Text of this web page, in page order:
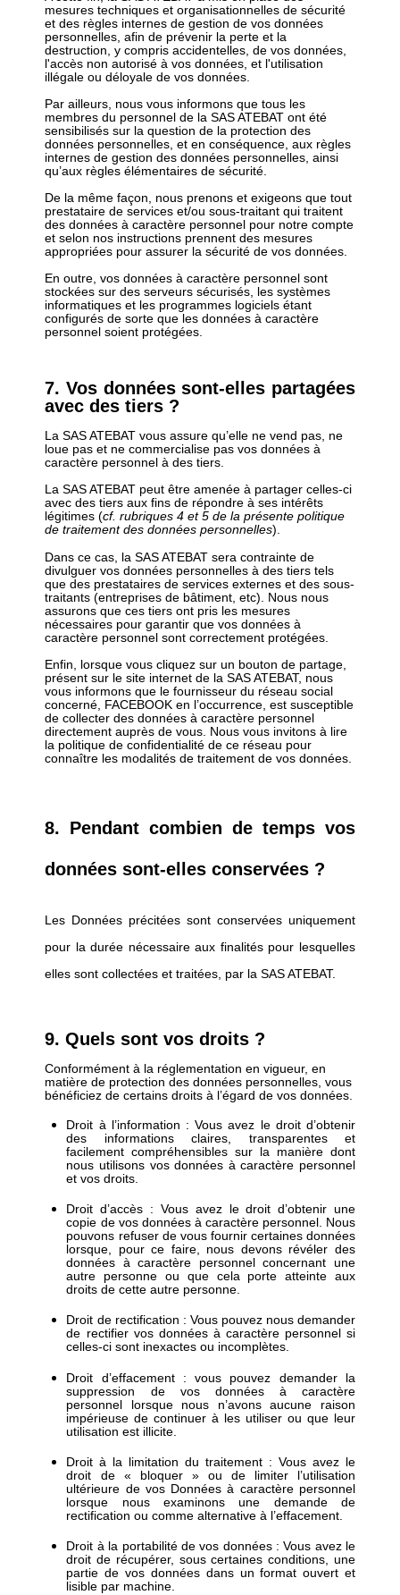
mesures techniques et organisationnelles de sécurité
et des règles internes de gestion de vos données
personnelles, afin de prévenir la perte et la
destruction, y compris accidentelles, de vos données,
l'accès non autorisé à vos données, et l'utilisation
illégale ou déloyale de vos données.
Par ailleurs, nous vous informons que tous les
membres du personnel de la SAS ATEBAT ont été
sensibilisés sur la question de la protection des
données personnelles, et en conséquence, aux règles
internes de gestion des données personnelles, ainsi
qu’aux règles élémentaires de sécurité.
De la même façon, nous prenons et exigeons que tout
prestataire de services et/ou sous-traitant qui traitent
des données à caractère personnel pour notre compte
et selon nos instructions prennent des mesures
appropriées pour assurer la sécurité de vos données.
En outre, vos données à caractère personnel sont
stockées sur des serveurs sécurisés, les systèmes
informatiques et les programmes logiciels étant
configurés de sorte que les données à caractère
personnel soient protégées.
7. Vos données sont-elles partagées
avec des tiers ?
La SAS ATEBAT vous assure qu’elle ne vend pas, ne
loue pas et ne commercialise pas vos données à
caractère personnel à des tiers.
La SAS ATEBAT peut être amenée à partager celles-ci
avec des tiers aux fins de répondre à ses intérêts
légitimes (cf. rubriques 4 et 5 de la présente politique
de traitement des données personnelles).
Dans ce cas, la SAS ATEBAT sera contrainte de
divulguer vos données personnelles à des tiers tels
que des prestataires de services externes et des sous-
traitants (entreprises de bâtiment, etc). Nous nous
assurons que ces tiers ont pris les mesures
nécessaires pour garantir que vos données à
caractère personnel sont correctement protégées.
Enfin, lorsque vous cliquez sur un bouton de partage,
présent sur le site internet de la SAS ATEBAT, nous
vous informons que le fournisseur du réseau social
concerné, FACEBOOK en l’occurrence, est susceptible
de collecter des données à caractère personnel
directement auprès de vous. Nous vous invitons à lire
la politique de confidentialité de ce réseau pour
connaître les modalités de traitement de vos données.
8. Pendant combien de temps vos
données sont-elles conservées ?
Les Données précitées sont conservées uniquement
pour la durée nécessaire aux finalités pour lesquelles
elles sont collectées et traitées, par la SAS ATEBAT.
9. Quels sont vos droits ?
Conformément à la réglementation en vigueur, en
matière de protection des données personnelles, vous
bénéficiez de certains droits à l’égard de vos données.
Droit à l’information : Vous avez le droit d’obtenir
des informations claires, transparentes et
facilement compréhensibles sur la manière dont
nous utilisons vos données à caractère personnel
et vos droits.
Droit d’accès : Vous avez le droit d’obtenir une
copie de vos données à caractère personnel. Nous
pouvons refuser de vous fournir certaines données
lorsque, pour ce faire, nous devons révéler des
données à caractère personnel concernant une
autre personne ou que cela porte atteinte aux
droits de cette autre personne.
Droit de rectification : Vous pouvez nous demander
de rectifier vos données à caractère personnel si
celles-ci sont inexactes ou incomplètes.
Droit d’effacement : vous pouvez demander la
suppression de vos données à caractère
personnel lorsque nous n’avons aucune raison
impérieuse de continuer à les utiliser ou que leur
utilisation est illicite.
Droit à la limitation du traitement : Vous avez le
droit de « bloquer » ou de limiter l’utilisation
ultérieure de vos Données à caractère personnel
lorsque nous examinons une demande de
rectification ou comme alternative à l’effacement.
Droit à la portabilité de vos données : Vous avez le
droit de récupérer, sous certaines conditions, une
partie de vos données dans un format ouvert et
lisible par machine.